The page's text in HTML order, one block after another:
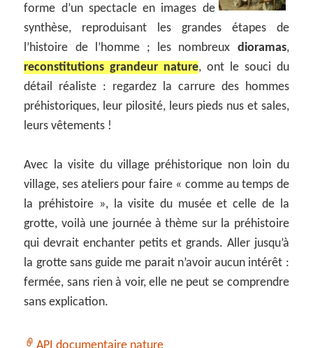
forme d’un spectacle en images de
synthèse, reproduisant les grandes étapes de
l’histoire de l’homme ; les nombreux dioramas,
reconstitutions grandeur nature, ont le souci du
détail réaliste : regardez la carrure des hommes
préhistoriques, leur pilosité, leurs pieds nus et sales,
leurs vêtements !
Avec la visite du village préhistorique non loin du
village, ses ateliers pour faire « comme au temps de
la préhistoire », la visite du musée et celle de la
grotte, voilà une journée à thème sur la préhistoire
qui devrait enchanter petits et grands. Aller jusqu’à
la grotte sans guide me parait n’avoir aucun intérêt :
fermée, sans rien à voir, elle ne peut se comprendre
sans explication.